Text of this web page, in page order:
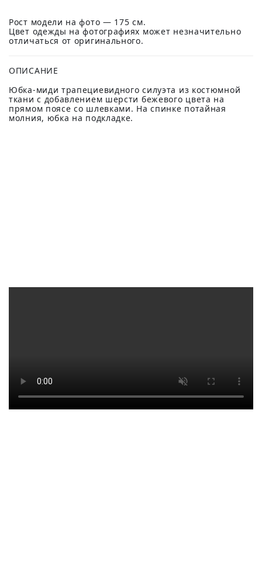
Рост модели на фото — 175 см.
Цвет одежды на фотографиях может незначительно
отличаться от оригинального.
ОПИСАНИЕ
Юбка-миди трапециевидного силуэта из костюмной
ткани с добавлением шерсти бежевого цвета на
прямом поясе со шлевками. На спинке потайная
молния, юбка на подкладке.